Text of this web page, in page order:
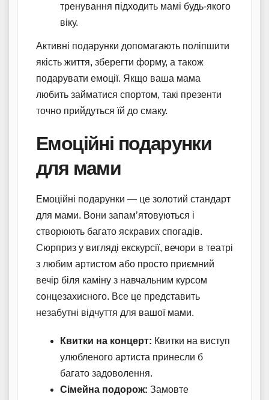
тренування підходить мамі будь-якого
віку.
Активні подарунки допомагають поліпшити
якість життя, зберегти форму, а також
подарувати емоції. Якщо ваша мама
любить займатися спортом, такі презенти
точно прийдуться їй до смаку.
Емоційні подарунки
для мами
Емоційні подарунки — це золотий стандарт
для мами. Вони запам’ятовуються і
створюють багато яскравих спогадів.
Сюрприз у вигляді екскурсії, вечори в театрі
з любим артистом або просто приємний
вечір біля каміну з навчальним курсом
сонцезахисного. Все це представить
незабутні відчуття для вашої мами.
Квитки на концерт: Квитки на виступ
улюбленого артиста принесли б
багато задоволення.
Сімейна подорож: Замовте